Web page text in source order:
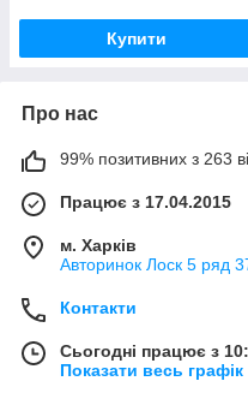
Купити
Про нас
99% позитивних з 263
Працює з 17.04.2015
м. Харків
Авторинок Лоск 5 ряд
Контакти
Сьогодні працює з
Показати весь